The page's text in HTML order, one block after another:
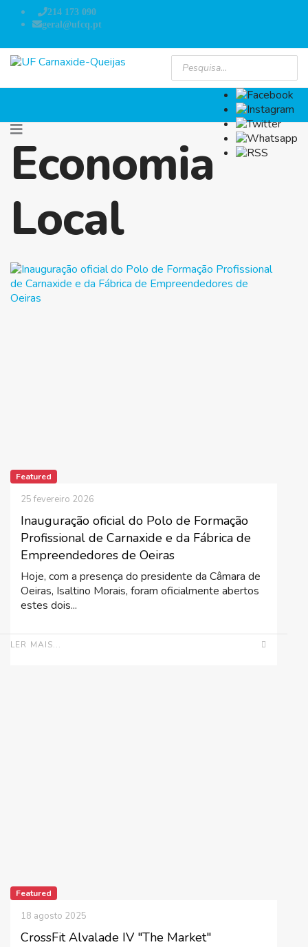
214 173 090
geral@ufcq.pt
Economia
Local
Featured
Inauguração oficial do Polo de Formação
Profissional de Carnaxide e da Fábrica de
Empreendedores de Oeiras
25 fevereiro 2026
Hoje, com a presença do presidente da Câmara de
Oeiras, Isaltino Morais, foram oficialmente abertos
estes dois...
LER MAIS...
Featured
CrossFit Alvalade IV "The Market"
18 agosto 2025